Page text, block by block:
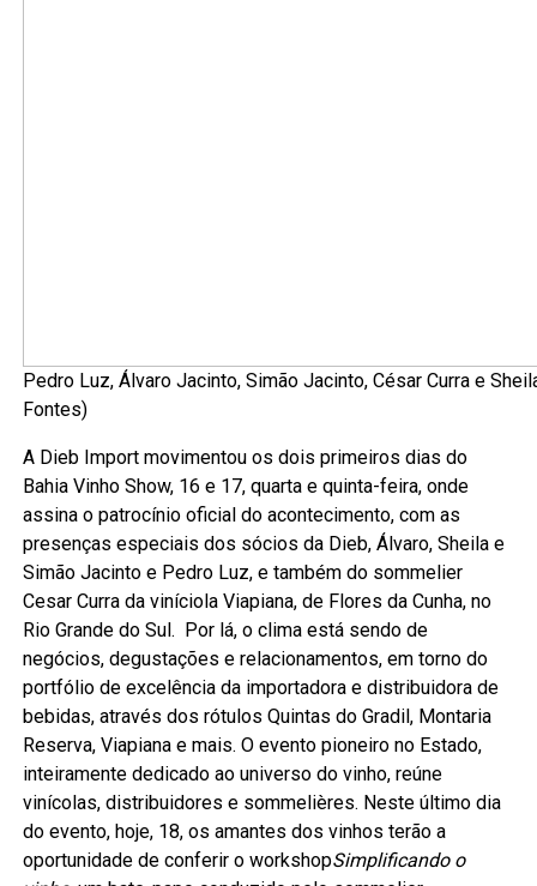
Pedro Luz, Álvaro Jacinto, Simão Jacinto, César Curra e
Fontes)
A Dieb Import movimentou os dois primeiros dias do
Bahia Vinho Show, 16 e 17, quarta e quinta-feira, onde
assina o patrocínio oficial do acontecimento, com as
presenças especiais dos sócios da Dieb, Álvaro, Sheila e
Simão Jacinto e Pedro Luz, e também do sommelier
Cesar Curra da viníciola Viapiana, de Flores da Cunha, no
Rio Grande do Sul. Por lá, o clima está sendo de
negócios, degustações e relacionamentos, em torno do
portfólio de excelência da importadora e distribuidora de
bebidas, através dos rótulos Quintas do Gradil, Montaria
Reserva, Viapiana e mais. O evento pioneiro no Estado,
inteiramente dedicado ao universo do vinho, reúne
vinícolas, distribuidores e sommelières. Neste último dia
do evento, hoje, 18, os amantes dos vinhos terão a
oportunidade de conferir o workshopSimplificando o